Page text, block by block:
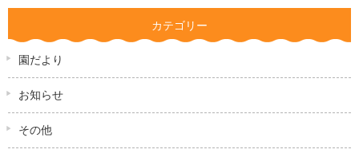
カテゴリー
園だより
お知らせ
その他